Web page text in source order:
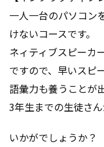
一人一台のパソコン
けないコースです。
ネィティブスピーカ
ですので、早いスピ
語彙力も養うことが
3年生までの生徒さん
いかがでしょうか？